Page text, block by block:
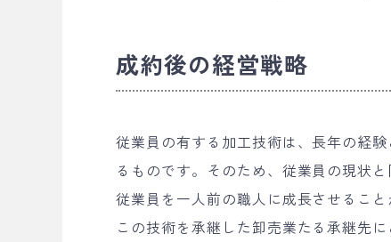
成約後の経営戦略
従業員の有する加工技術は、長年の経
るものです。そのため、従業員の現状
従業員を一人前の職人に成長させること
この技術を承継した卸売業たる承継先